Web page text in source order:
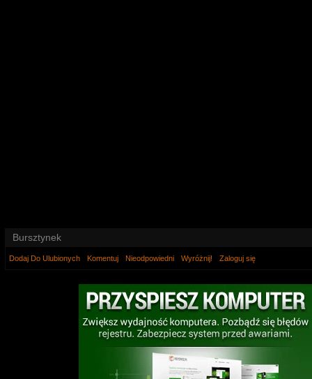
Bursztynek
Dodaj Do Ulubionych Komentuj Nieodpowiedni Wyróżnij! Zaloguj się